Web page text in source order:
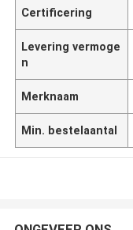
Certificering
Levering vermoge
n
Merknaam
Min. bestelaantal